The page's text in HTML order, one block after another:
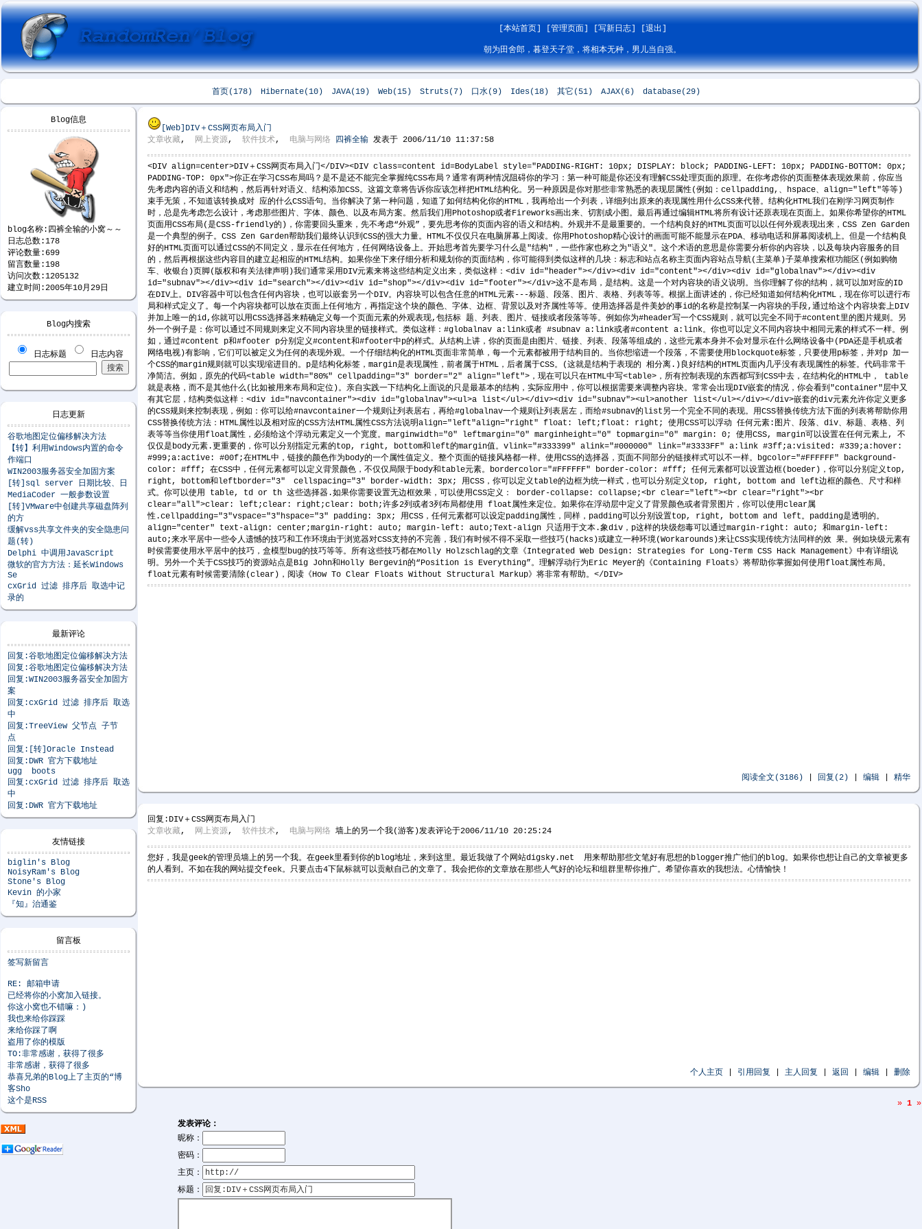
[本站首页] [管理页面] [写新日志] [退出]
朝为田舍郎，暮登天子堂，将相本无种，男儿当自强。
首页(178) Hibernate(10) JAVA(19) Web(15) Struts(7) 口水(9) Ides(18) 其它(51) AJAX(6) database(29)
Blog信息
blog名称:四裤全输的小窝～～
日志总数:178
评论数量:699
留言数量:198
访问次数:1205132
建立时间:2005年10月29日
Blog内搜索
日志标题 日志内容
日志更新
谷歌地图定位偏移解决方法
【转】利用Windows内置的命令
作端口
WIN2003服务器安全加固方案
[转]sql server 日期比较、日
MediaCoder 一般参数设置
[转]VMware中创建共享磁盘阵列
的方
缓解vss共享文件夹的安全隐患问
题(转)
Delphi 中调用JavaScript
微软的官方方法：延长Windows
Se
cxGrid 过滤 排序后 取选中记
录的
最新评论
回复:谷歌地图定位偏移解决方法
回复:谷歌地图定位偏移解决方法
回复:WIN2003服务器安全加固方
案
回复:cxGrid 过滤 排序后 取选
中
回复:TreeView 父节点 子节
点
回复:[转]Oracle Instead
回复:DWR 官方下载地址
ugg boots
回复:cxGrid 过滤 排序后 取选
中
回复:DWR 官方下载地址
友情链接
biglin's Blog
NoisyRam's Blog
Stone's Blog
Kevin 的小家
『知』治通鉴
留言板
签写新留言
RE: 邮箱申请
已经将你的小窝加入链接。
你这小窝也不错嘛：)
我也来给你踩踩
来给你踩了啊
盗用了你的模版
TO:非常感谢，获得了很多
非常感谢，获得了很多
恭喜兄弟的Blog上了主页的“博
客Sho
这个是RSS
[Web] DIV＋CSS网页布局入门
文章收藏, 网上资源, 软件技术, 电脑与网络 四裤全输 发表于 2006/11/10 11:37:58
<DIV align=center>DIV＋CSS网页布局入门</DIV><DIV class=content id=BodyLabel style="PADDING-RIGHT: 10px; DISPLAY: block; PADDING-LEFT: 10px; PADDING-BOTTOM: 0px;
PADDING-TOP: 0px">你正在学习CSS布局吗？是不是还不能完全掌握纯CSS布局？通常有两种情况阻碍你的学习：第一种可能是你还没有理解CSS处理页面的原理。在你考虑你的页面整体表现效果前，你应当
先考虑内容的语义和结构，然后再针对语义、结构添加CSS。这篇文章将告诉你应该怎样把HTML结构化。另一种原因是你对那些非常熟悉的表现层属性(例如：cellpadding,、hspace、align="left"等等)
束手无策，不知道该转换成对 应的什么CSS语句。当你解决了第一种问题，知道了如何结构化你的HTML，我再给出一个列表，详细列出原来的表现属性用什么CSS来代替。结构化HTML我们在刚学习网页制作
时，总是先考虑怎么设计，考虑那些图片、字体、颜色、以及布局方案。然后我们用Photoshop或者Fireworks画出来、切割成小图。最后再通过编辑HTML将所有设计还原表现在页面上。如果你希望你的HTML
页面用CSS布局(是CSS-friendly的)，你需要回头重来，先不考虑“外观”，要先思考你的页面内容的语义和结构。外观并不是最重要的。一个结构良好的HTML页面可以以任何外观表现出来，CSS Zen Garden
是一个典型的例子。CSS Zen Garden帮助我们最终认识到CSS的强大力量。HTML不仅仅只在电脑屏幕上阅读。你用Photoshop精心设计的画面可能不能显示在PDA、移动电话和屏幕阅读机上。但是一个结构良
好的HTML页面可以通过CSS的不同定义，显示在任何地方，任何网络设备上。开始思考首先要学习什么是"结构"，一些作家也称之为"语义"。这个术语的意思是你需要分析你的内容块，以及每块内容服务的目
的，然后再根据这些内容目的建立起相应的HTML结构。如果你坐下来仔细分析和规划你的页面结构，你可能得到类似这样的几块：标志和站点名称主页面内容站点导航(主菜单)子菜单搜索框功能区(例如购物
车、收银台)页脚(版权和有关法律声明)我们通常采用DIV元素来将这些结构定义出来，类似这样：<div id="header"></div><div id="content"></div><div id="globalnav"></div><div
id="subnav"></div><div id="search"></div><div id="shop"></div><div id="footer"></div>这不是布局，是结构。这是一个对内容块的语义说明。当你理解了你的结构，就可以加对应的ID
在DIV上。DIV容器中可以包含任何内容块，也可以嵌套另一个DIV。内容块可以包含任意的HTML元素---标题、段落、图片、表格、列表等等。根据上面讲述的，你已经知道如何结构化HTML，现在你可以进行布
局和样式定义了。每一个内容块都可以放在页面上任何地方，再指定这个块的颜色、字体、边框、背景以及对齐属性等等。使用选择器是件美妙的事id的名称是控制某一内容块的手段,通过给这个内容块套上DIV
并加上唯一的id,你就可以用CSS选择器来精确定义每一个页面元素的外观表现,包括标 题、列表、图片、链接或者段落等等。例如你为#header写一个CSS规则，就可以完全不同于#content里的图片规则。另
外一个例子是：你可以通过不同规则来定义不同内容块里的链接样式。类似这样：#globalnav a:link或者 #subnav a:link或者#content a:link。你也可以定义不同内容块中相同元素的样式不一样。例
如，通过#content p和#footer p分别定义#content和#footer中p的样式。从结构上讲，你的页面是由图片、链接、列表、段落等组成的，这些元素本身并不会对显示在什么网络设备中(PDA还是手机或者
网络电视)有影响，它们可以被定义为任何的表现外观。一个仔细结构化的HTML页面非常简单，每一个元素都被用于结构目的。当你想缩进一个段落，不需要使用blockquote标签，只要使用p标签，并对p 加一
个CSS的margin规则就可以实现缩进目的。p是结构化标签，margin是表现属性，前者属于HTML，后者属于CSS。(这就是结构于表现的 相分离.)良好结构的HTML页面内几乎没有表现属性的标签。代码非常干
净简洁。例如，原先的代码<table width="80%" cellpadding="3" border="2" align="left">，现在可以只在HTML中写<table>，所有控制表现的东西都写到CSS中去，在结构化的HTML中， table
就是表格，而不是其他什么(比如被用来布局和定位)。亲自实践一下结构化上面说的只是最基本的结构，实际应用中，你可以根据需要来调整内容块。常常会出现DIV嵌套的情况，你会看到"container"层中又
有其它层，结构类似这样：<div id="navcontainer"><div id="globalnav"><ul>a list</ul></div><div id="subnav"><ul>another list</ul></div></div>嵌套的div元素允许你定义更多
的CSS规则来控制表现，例如：你可以给#navcontainer一个规则让列表居右，再给#globalnav一个规则让列表居左，而给#subnav的list另一个完全不同的表现。用CSS替换传统方法下面的列表将帮助你用
CSS替换传统方法：HTML属性以及相对应的CSS方法HTML属性CSS方法说明align="left"align="right" float: left;float: right; 使用CSS可以浮动 任何元素:图片、段落、div、标题、表格、列
表等等当你使用float属性，必须给这个浮动元素定义一个宽度。marginwidth="0" leftmargin="0" marginheight="0" topmargin="0" margin: 0; 使用CSS, margin可以设置在任何元素上, 不
仅仅是body元素.更重要的，你可以分别指定元素的top, right, bottom和left的margin值。vlink="#333399" alink="#000000" link="#3333FF" a:link #3ff;a:visited: #339;a:hover:
#999;a:active: #00f;在HTML中，链接的颜色作为body的一个属性值定义。整个页面的链接风格都一样。使用CSS的选择器，页面不同部分的链接样式可以不一样。bgcolor="#FFFFFF" background-
color: #fff; 在CSS中，任何元素都可以定义背景颜色，不仅仅局限于body和table元素。bordercolor="#FFFFFF" border-color: #fff; 任何元素都可以设置边框(boeder)，你可以分别定义top,
right, bottom和leftborder="3" cellspacing="3" border-width: 3px; 用CSS，你可以定义table的边框为统一样式，也可以分别定义top, right, bottom and left边框的颜色、尺寸和样
式。你可以使用 table, td or th 这些选择器.如果你需要设置无边框效果，可以使用CSS定义： border-collapse: collapse;<br clear="left"><br clear="right"><br
clear="all">clear: left;clear: right;clear: both;许多2列或者3列布局都使用 float属性来定位。如果你在浮动层中定义了背景颜色或者背景图片，你可以使用clear属
性.cellpadding="3"vspace="3"hspace="3" padding: 3px; 用CSS，任何元素都可以设定padding属性，同样，padding可以分别设置top, right, bottom and left。padding是透明的。
align="center" text-align: center;margin-right: auto; margin-left: auto;Text-align 只适用于文本.象div，p这样的块级怨毒可以通过margin-right: auto; 和margin-left:
auto;来水平居中一些令人遗憾的技巧和工作环境由于浏览器对CSS支持的不完善，我们有时候不得不采取一些技巧(hacks)或建立一种环境(Workarounds)来让CSS实现传统方法同样的效 果。例如块级元素有
时侯需要使用水平居中的技巧，盒模型bug的技巧等等。所有这些技巧都在Molly Holzschlag的文章《Integrated Web Design: Strategies for Long-Term CSS Hack Management》中有详细说
明。另外一个关于CSS技巧的资源站点是Big John和Holly Bergevin的“Position is Everything”。理解浮动行为Eric Meyer的《Containing Floats》将帮助你掌握如何使用float属性布局。
float元素有时候需要清除(clear)，阅读《How To Clear Floats Without Structural Markup》将非常有帮助。</DIV>
阅读全文(3186) 回复(2) 编辑 精华
回复:DIV＋CSS网页布局入门
文章收藏, 网上资源, 软件技术, 电脑与网络 墙上的另一个我(游客)发表评论于2006/11/10 20:25:24
您好，我是geek的管理员墙上的另一个我。在geek里看到你的blog地址，来到这里。最近我做了个网站digsky.net 用来帮助那些文笔好有思想的blogger推广他们的blog。如果你也想让自己的文章被更多
的人看到。不如在我的网站提交feek。只要点击4下鼠标就可以贡献自己的文章了。我会把你的文章放在那些人气好的论坛和组群里帮你推广。希望你喜欢的我想法。心情愉快！
个人主页 引用回复 主人回复 返回 编辑 删除
» 1 »
发表评论：
昵称：
密码：
主页：
标题：